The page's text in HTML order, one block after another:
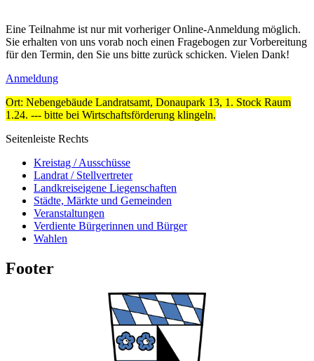
Eine Teilnahme ist nur mit vorheriger Online-Anmeldung möglich.
Sie erhalten von uns vorab noch einen Fragebogen zur Vorbereitung
für den Termin, den Sie uns bitte zurück schicken. Vielen Dank!
Anmeldung
Ort: Nebengebäude Landratsamt, Donaupark 13, 1. Stock Raum
1.24. --- bitte bei Wirtschaftsförderung klingeln.
Seitenleiste Rechts
Kreistag / Ausschüsse
Landrat / Stellvertreter
Landkreiseigene Liegenschaften
Städte, Märkte und Gemeinden
Veranstaltungen
Verdiente Bürgerinnen und Bürger
Wahlen
Footer